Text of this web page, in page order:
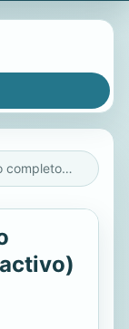
Colmillo Blanco (texto completo, con índice activo)